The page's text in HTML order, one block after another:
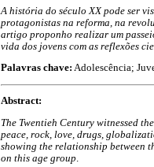
A história do século XX pode ser
protagonistas na reforma, na
artigo proponho realizar um
vida dos jovens com as reflexões
Palavras chave: Adolescência;
Abstract:
The Twentieh Century witnessed
peace, rock, love, drugs,
showing the relationship between
on this age group.